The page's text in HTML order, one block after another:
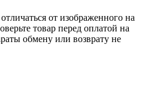
от изображенного на
товар перед оплатой на
обмену или возврату не